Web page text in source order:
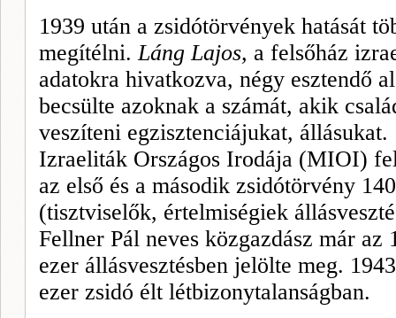
1939 után a zsidótörvények hatását
megítélni.Láng Lajos, a felsőház
adatokra hivatkozva, négy esztendő
becsülte azoknak a számát, akik
veszíteni egzisztenciájukat,
Izraeliták Országos Irodája (MIOI)
az első és a második zsidótörvény
(tisztviselők, értelmiségiek
Fellner Pál neves közgazdász már
ezer állásvesztésben jelölte meg.
ezer zsidó élt létbizonytalanságban.